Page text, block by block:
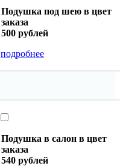
Подушка под шею в цвет
заказа
500 рублей
подробнее
Подушка в салон в цвет
заказа
540 рублей